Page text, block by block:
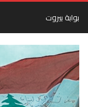
بوابة بيروت